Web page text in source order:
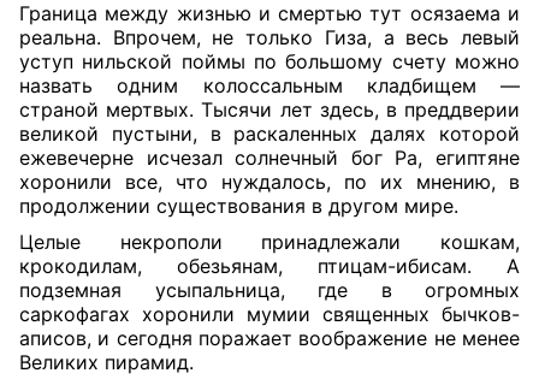
Граница между жизнью и смертью тут осязаема и
реальна. Впрочем, не только Гиза, а весь левый
уступ нильской поймы по большому счету можно
назвать одним колоссальным кладбищем —
страной мертвых. Тысячи лет здесь, в преддверии
великой пустыни, в раскаленных далях которой
ежевечерне исчезал солнечный бог Ра, египтяне
хоронили все, что нуждалось, по их мнению, в
продолжении существования в другом мире.
Целые некрополи принадлежали кошкам,
крокодилам, обезьянам, птицам-ибисам. А
подземная усыпальница, где в огромных
саркофагах хоронили мумии священных бычков-
аписов, и сегодня поражает воображение не менее
Великих пирамид.